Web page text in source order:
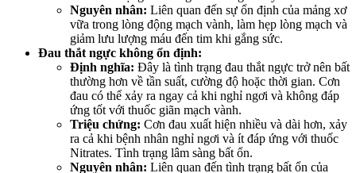
Nguyên nhân: Liên quan đến sự ổn định của mảng xơ
vữa trong lòng động mạch vành, làm hẹp lòng mạch và
giảm lưu lượng máu đến tim khi gắng sức.
Đau thắt ngực không ổn định:
Định nghĩa: Đây là tình trạng đau thắt ngực trở nên bất
thường hơn về tần suất, cường độ hoặc thời gian. Cơn
đau có thể xảy ra ngay cả khi nghỉ ngơi và không đáp
ứng tốt với thuốc giãn mạch vành.
Triệu chứng: Cơn đau xuất hiện nhiều và dài hơn, xảy
ra cả khi bệnh nhân nghỉ ngơi và ít đáp ứng với thuốc
Nitrates. Tình trạng lâm sàng bất ổn.
Nguyên nhân: Liên quan đến tình trạng bất ổn của